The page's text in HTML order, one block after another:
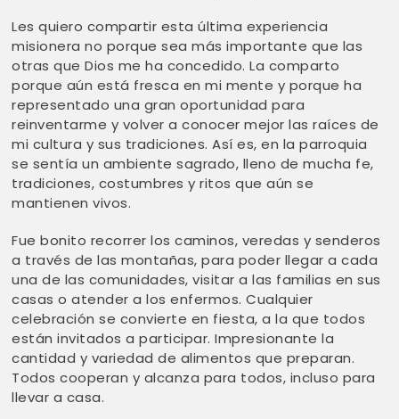
Les quiero compartir esta última experiencia
misionera no porque sea más importante que las
otras que Dios me ha concedido. La comparto
porque aún está fresca en mi mente y porque ha
representado una gran oportunidad para
reinventarme y volver a conocer mejor las raíces de
mi cultura y sus tradiciones. Así es, en la parroquia
se sentía un ambiente sagrado, lleno de mucha fe,
tradiciones, costumbres y ritos que aún se
mantienen vivos.
Fue bonito recorrer los caminos, veredas y senderos
a través de las montañas, para poder llegar a cada
una de las comunidades, visitar a las familias en sus
casas o atender a los enfermos. Cualquier
celebración se convierte en fiesta, a la que todos
están invitados a participar. Impresionante la
cantidad y variedad de alimentos que preparan.
Todos cooperan y alcanza para todos, incluso para
llevar a casa.